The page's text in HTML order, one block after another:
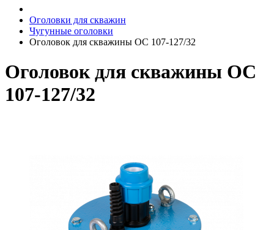
Оголовки для скважин
Чугунные оголовки
Оголовок для скважины ОС 107-127/32
Оголовок для скважины ОС
107-127/32